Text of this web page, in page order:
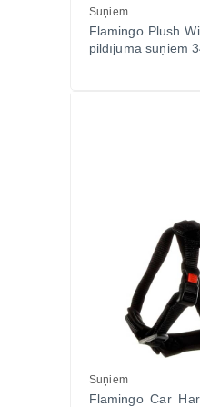
Ražotājs
Flamingo – Beļģijas
kvalitatīvus un
“Ideāla rotaļlieta
“Ļoti patīk, ka var
“Praktiska un palīdz arī
Biežāk uzdotie jautājumi
Vai rotaļlietu var sasaldēt?
Jā, to var piepildīt ar
Vai tā palīdz zobu
Jā, strukturētā
smaganas.
Suņiem
Flamingo Plush
pildījuma suņiem
Suņiem
Flamingo Car